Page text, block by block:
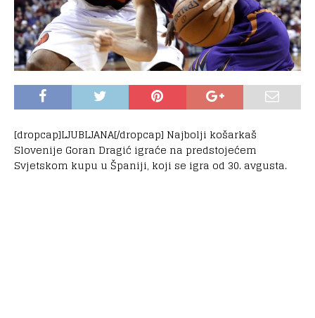
[dropcap]LJUBLJANA[/dropcap] Najbolji košarkaš
Slovenije Goran Dragić igraće na predstojećem
Svjetskom kupu u Španiji, koji se igra od 30. avgusta.